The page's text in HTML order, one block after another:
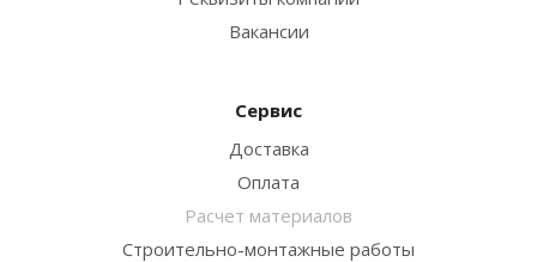
Вакансии
Сервис
Доставка
Оплата
Расчет материалов
Строительно-монтажные работы